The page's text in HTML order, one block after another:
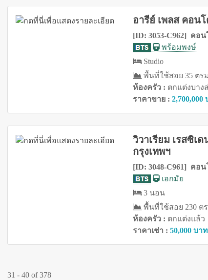
อารีย์ เพลส คอน
[ID: 3053-C962] คอ
พร้อมพงษ์
Studio
พื้นที่ใช้สอย 35 ตร
ห้องครัว : ตกแต่งบาง
ราคาขาย : 2,700,000
วิวาเรียม เรสซิเ
กรุงเทพฯ
[ID: 3048-C961] คอ
เอกมัย
3 นอน
พื้นที่ใช้สอย 230 ต
ห้องครัว : ตกแต่งแล้ว
ราคาเช่า : 50,000 บา
31 - 40 of 378